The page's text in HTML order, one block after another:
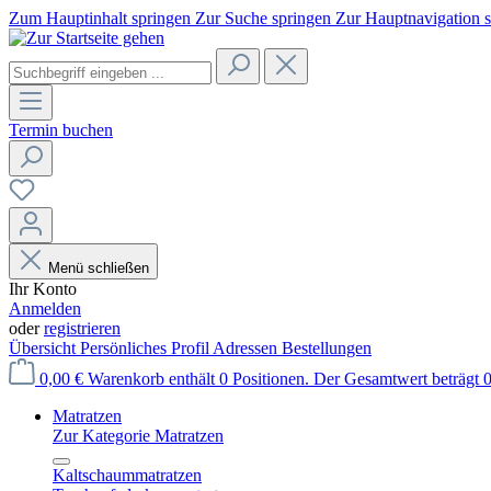
Zum Hauptinhalt springen Zur Suche springen Zur Hauptnavigation
Termin buchen
Menü schließen
Ihr Konto
Anmelden
oderregistrieren
Übersicht Persönliches Profil Adressen Bestellungen
0,00 € Warenkorb enthält 0 Positionen. Der Gesamtwert beträgt
Matratzen
Zur Kategorie Matratzen
Kaltschaummatratzen